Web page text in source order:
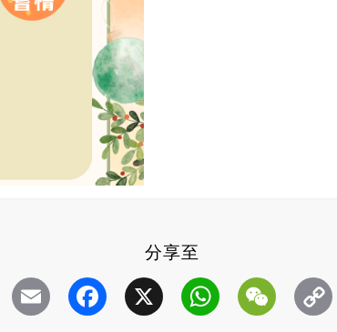
分享至
Email Facebook
X WhatsAppWeChat